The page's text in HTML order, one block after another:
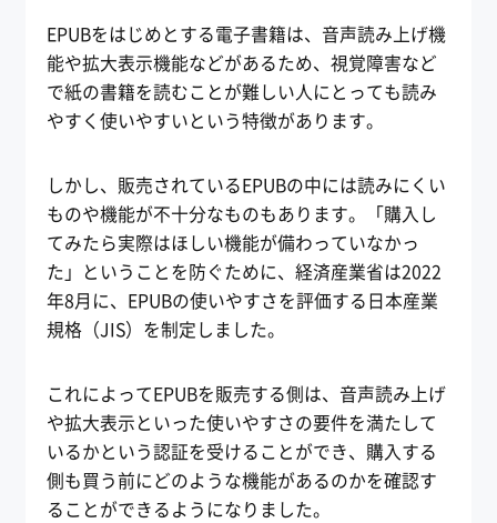
EPUBをはじめとする電子書籍は、音声読み上げ機
能や拡大表示機能などがあるため、視覚障害など
で紙の書籍を読むことが難しい人にとっても読み
やすく使いやすいという特徴があります。
しかし、販売されているEPUBの中には読みにくい
ものや機能が不十分なものもあります。「購入し
てみたら実際はほしい機能が備わっていなかっ
た」ということを防ぐために、経済産業省は2022
年8月に、EPUBの使いやすさを評価する日本産業
規格（JIS）を制定しました。
これによってEPUBを販売する側は、音声読み上げ
や拡大表示といった使いやすさの要件を満たして
いるかという認証を受けることができ、購入する
側も買う前にどのような機能があるのかを確認す
ることができるようになりました。